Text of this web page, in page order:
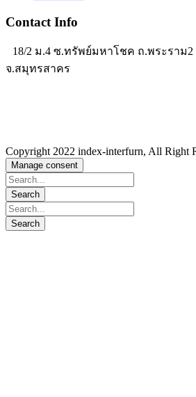
Contact Info
18/2 ม.4 ซ.ทรัพย์มหาโชค ถ.พระราม2
จ.สมุทรสาคร
Copyright 2022 index-interfurn, All Right
Manage consent